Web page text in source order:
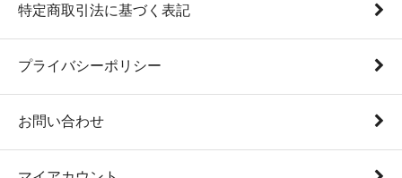
特定商取引法に基づく表記
プライバシーポリシー
お問い合わせ